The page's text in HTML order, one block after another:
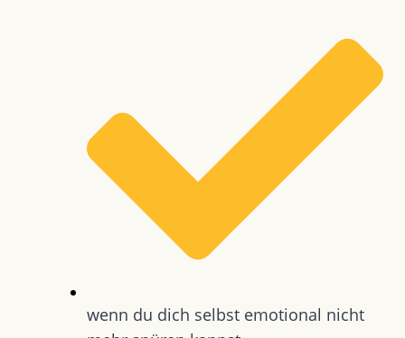
wenn du dich selbst emotional nicht